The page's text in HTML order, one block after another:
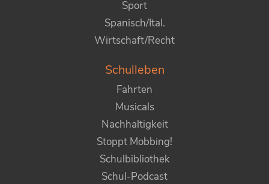
Sport
Spanisch/Ital.
Wirtschaft/Recht
Schulleben
Fahrten
Musicals
Nachhaltigkeit
Stoppt Mobbing!
Schulbibliothek
Schul-Podcast